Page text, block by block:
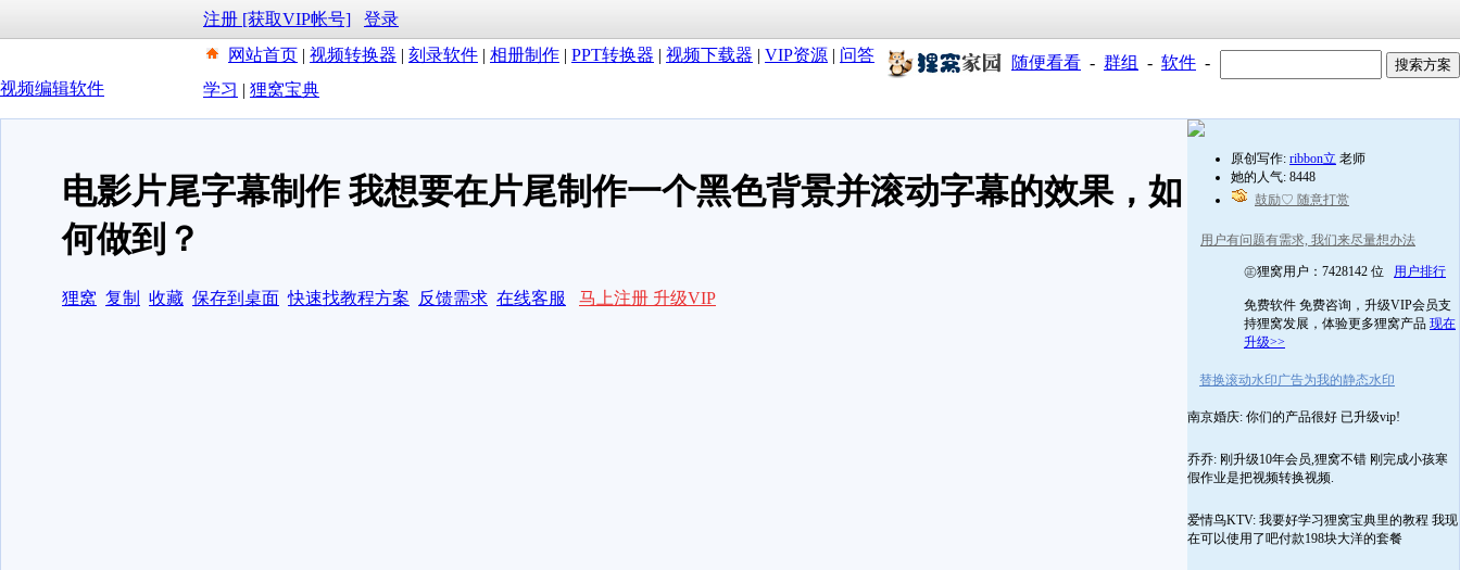
注册 [获取VIP帐号]
登录
网站首页 | 视频转换器 | 刻录软件 | 相册制作 | PPT转换器 | 视频下载器 | VIP资源 | 问答
学习 | 狸窝宝典
随便看看 - 群组 - 软件 -
视频编辑软件
原创写作: ribbon立 老师
她的人气: 8448
鼓励♡ 随意打赏
用户有问题有需求, 我们来尽量想办法
㊣狸窝用户：7428142 位 用户排行
免费软件 免费咨询，升级VIP会员支
持狸窝发展，体验更多狸窝产品 现在
升级>>
替换滚动水印广告为我的静态水印
南京婚庆: 你们的产品很好 已升级vip!
乔乔: 刚升级10年会员,狸窝不错 刚完成小孩寒
假作业是把视频转换视频.
爱情鸟KTV: 我要好学习狸窝宝典里的教程 我现
在可以使用了吧付款198块大洋的套餐
电影片尾字幕制作 我想要在片尾制作一个黑色背景并滚动字幕的效果，如
何做到？
狸窝 复制 收藏 保存到桌面 快速找教程方案 反馈需求 在线客服 马上注册 升级VIP